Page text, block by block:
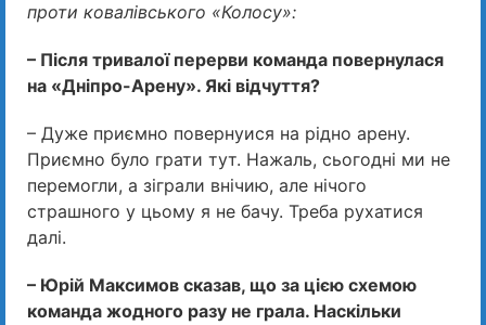
проти ковалівського «Колосу»:
– Після тривалої перерви команда повернулася
на «Дніпро-Арену». Які відчуття?
– Дуже приємно повернуися на рідно арену.
Приємно було грати тут. Нажаль, сьогодні ми не
перемогли, а зіграли внічию, але нічого
страшного у цьому я не бачу. Треба рухатися
далі.
– Юрій Максимов сказав, що за цією схемою
команда жодного разу не грала. Наскільки